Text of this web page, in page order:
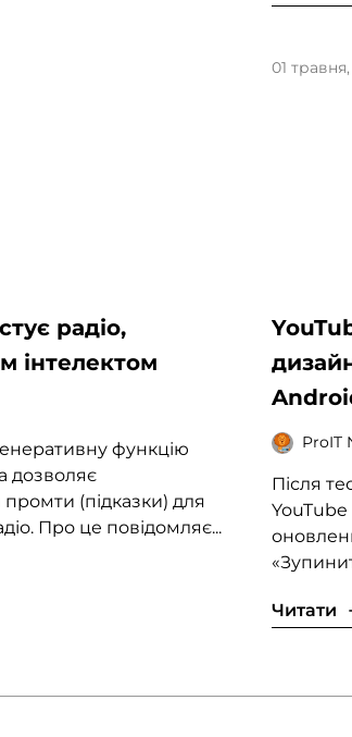
радіо,
інтелектом
функцію
дозволяє
(підказки) для
Про це повідомляє...
01
ProIT
Після
Читати